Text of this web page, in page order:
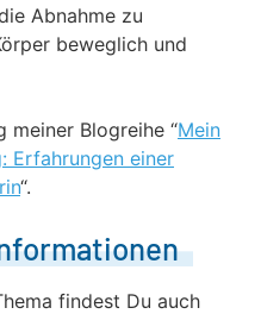
Abnahme zu
beweglich und
meiner Blogreihe “Mein
Erfahrungen einer
“.
findest Du auch